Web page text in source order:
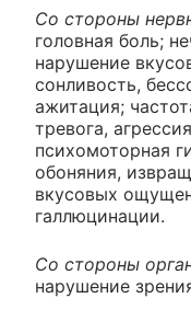
Со стороны
головная боль;
нарушение
сонливость,
ажитация;
тревога,
психомоторная
обоняния,
вкусовых
галлюцинации.
Со стороны
нарушение